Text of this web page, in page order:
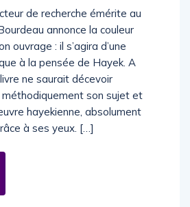
de recherche émérite au
annonce la couleur
ouvrage : il s’agira d’une
à la pensée de Hayek. A
ne saurait décevoir
méthodiquement son sujet et
hayekienne, absolument
à ses yeux. […]